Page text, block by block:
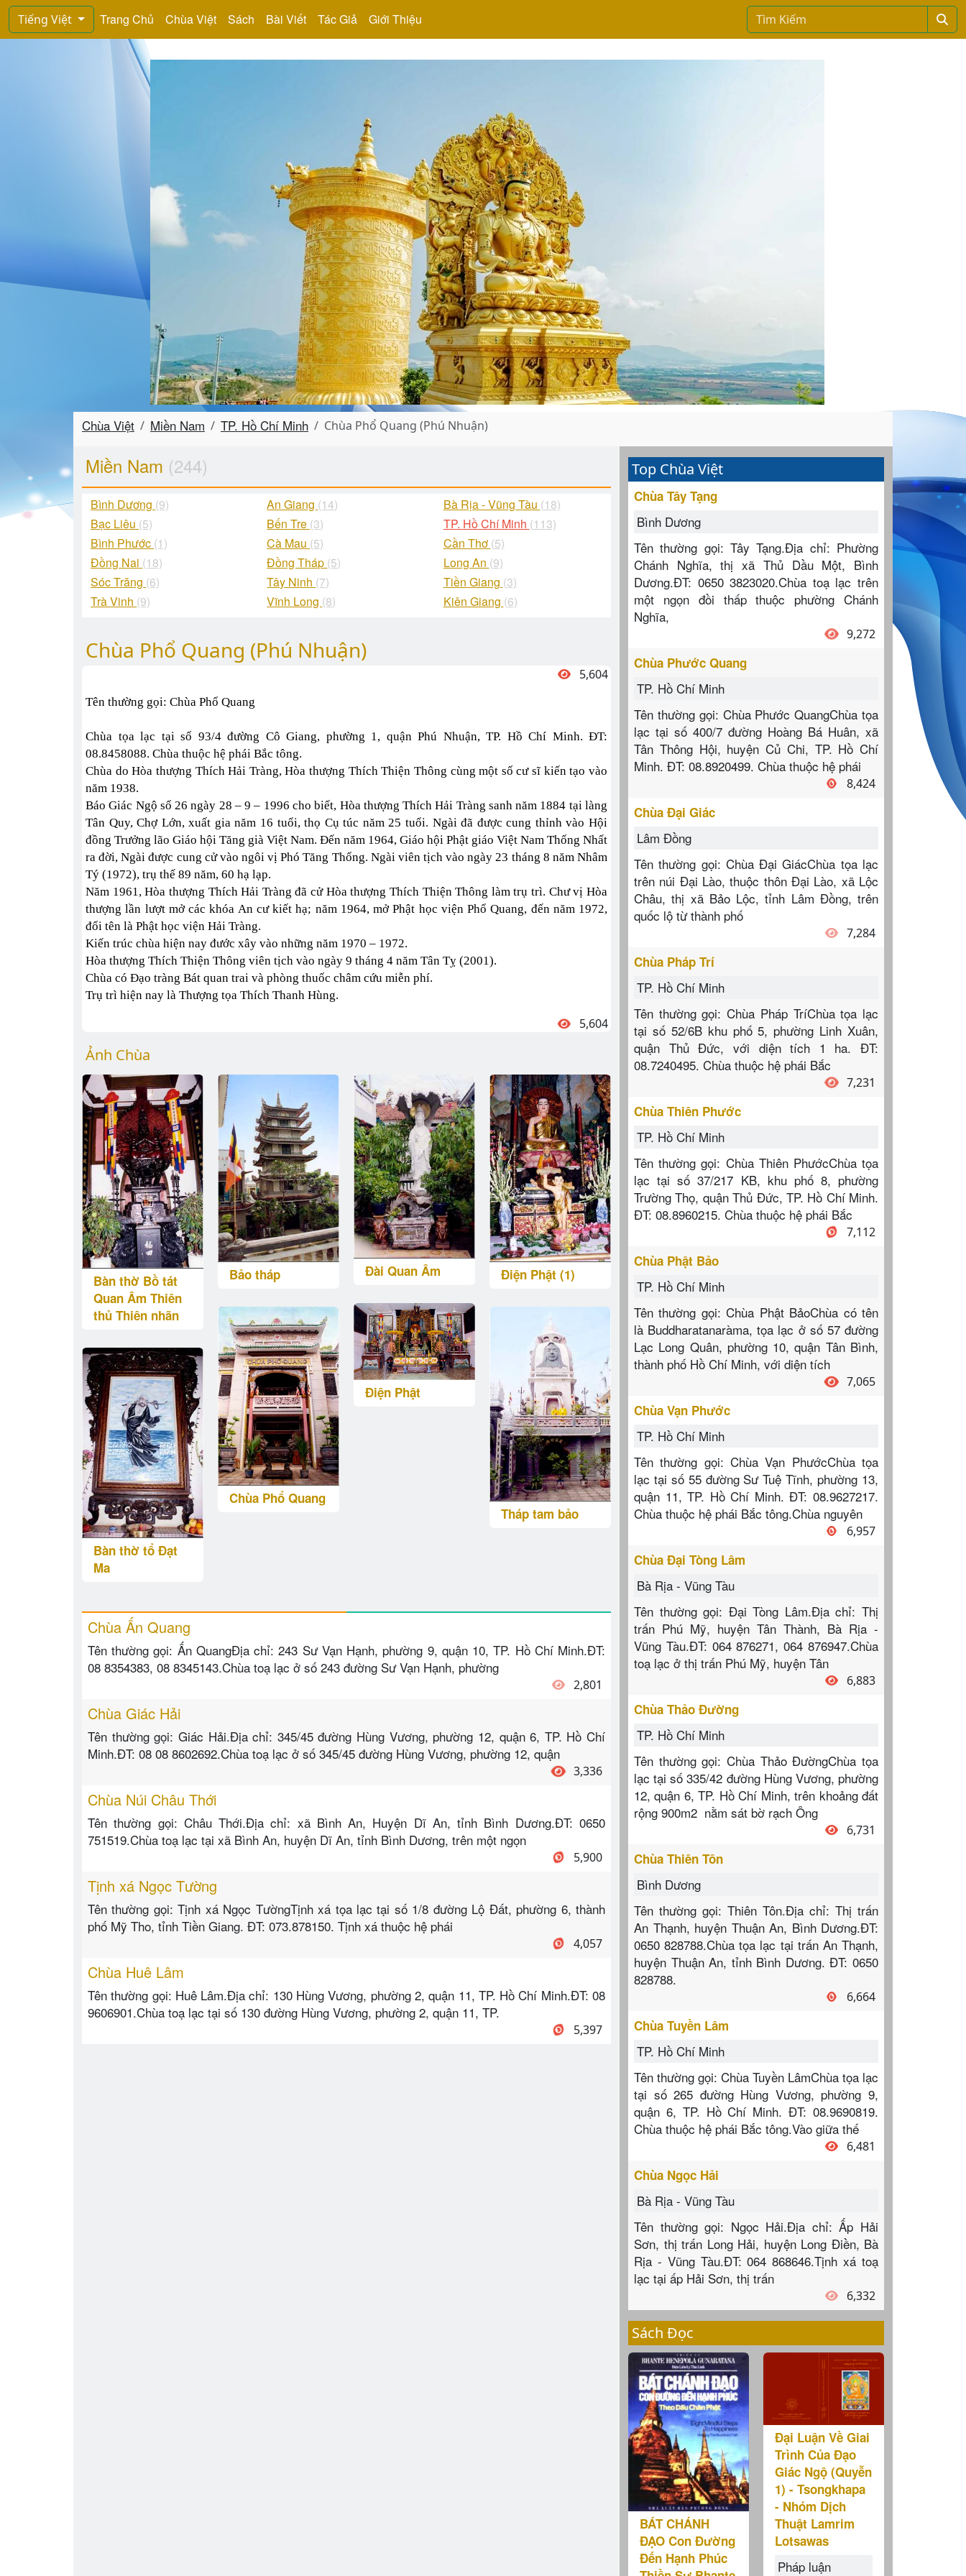
Tiếng Việt Trang Chủ Chùa Việt Sách Bài Viết Tác Giả Giới Thiệu
Chùa Việt Miền Nam TP. Hồ Chí Minh Chùa Phổ Quang (Phú Nhuận)
Miền Nam (244)
Bình Dương (9) An Giang (14) Bà Rịa - Vũng Tàu (18)
Bạc Liêu (5) Bến Tre (3) TP. Hồ Chí Minh (113)
Bình Phước (1) Cà Mau (5) Cần Thơ (5)
Đồng Nai (18) Đồng Tháp (5) Long An (9)
Sóc Trăng (6) Tây Ninh (7) Tiền Giang (3)
Trà Vinh (9) Vĩnh Long (8) Kiên Giang (6)
Chùa Phổ Quang (Phú Nhuận)
5,604
Tên thường gọi: Chùa Phổ Quang
Chùa tọa lạc tại số 93/4 đường Cô Giang, phường 1, quận Phú Nhuận, TP. Hồ Chí Minh. ĐT:
08.8458088. Chùa thuộc hệ phái Bắc tông.
Chùa do Hòa thượng Thích Hải Tràng, Hòa thượng Thích Thiện Thông cùng một số cư sĩ kiến tạo vào
năm 1938.
Báo Giác Ngộ số 26 ngày 28 – 9 – 1996 cho biết, Hòa thượng Thích Hải Tràng sanh năm 1884 tại làng
Tân Quy, Chợ Lớn, xuất gia năm 16 tuổi, thọ Cụ túc năm 25 tuổi. Ngài đã được cung thỉnh vào Hội
đồng Trưởng lão Giáo hội Tăng già Việt Nam. Đến năm 1964, Giáo hội Phật giáo Việt Nam Thống Nhất
ra đời, Ngài được cung cử vào ngôi vị Phó Tăng Thống. Ngài viên tịch vào ngày 23 tháng 8 năm Nhâm
Tý (1972), trụ thế 89 năm, 60 hạ lạp.
Năm 1961, Hòa thượng Thích Hải Tràng đã cử Hòa thượng Thích Thiện Thông làm trụ trì. Chư vị Hòa
thượng lần lượt mở các khóa An cư kiết hạ; năm 1964, mở Phật học viện Phổ Quang, đến năm 1972,
đổi tên là Phật học viện Hải Tràng.
Kiến trúc chùa hiện nay đước xây vào những năm 1970 – 1972.
Hòa thượng Thích Thiện Thông viên tịch vào ngày 9 tháng 4 năm Tân Tỵ (2001).
Chùa có Đạo tràng Bát quan trai và phòng thuốc châm cứu miễn phí.
Trụ trì hiện nay là Thượng tọa Thích Thanh Hùng.
5,604
Ảnh Chùa
Bàn thờ Bồ tát
Quan Âm Thiên
thủ Thiên nhãn
Bàn thờ tổ Đạt
Ma
Bảo tháp
Chùa Phổ Quang
Đài Quan Âm
Điện Phật
Điện Phật (1)
Tháp tam bảo
Chùa Ấn Quang
Tên thường gọi: Ấn QuangĐịa chỉ: 243 Sư Vạn Hạnh, phường 9, quận 10, TP. Hồ Chí Minh.ĐT:
08 8354383, 08 8345143.Chùa toạ lạc ở số 243 đường Sư Vạn Hạnh, phường
2,801
Chùa Giác Hải
Tên thường gọi: Giác Hải.Địa chỉ: 345/45 đường Hùng Vương, phường 12, quận 6, TP. Hồ Chí
Minh.ĐT: 08 08 8602692.Chùa toạ lạc ở số 345/45 đường Hùng Vương, phường 12, quận
3,336
Chùa Núi Châu Thới
Tên thường gọi: Châu Thới.Địa chỉ: xã Bình An, Huyện Dĩ An, tỉnh Bình Dương.ĐT: 0650
751519.Chùa toạ lạc tại xã Bình An, huyện Dĩ An, tỉnh Bình Dương, trên một ngọn
5,900
Tịnh xá Ngọc Tường
Tên thường gọi: Tịnh xá Ngọc TườngTịnh xá tọa lạc tại số 1/8 đường Lộ Đất, phường 6, thành
phố Mỹ Tho, tỉnh Tiền Giang. ĐT: 073.878150. Tịnh xá thuộc hệ phái
4,057
Chùa Huê Lâm
Tên thường gọi: Huê Lâm.Địa chỉ: 130 Hùng Vương, phường 2, quận 11, TP. Hồ Chí Minh.ĐT: 08
9606901.Chùa toạ lạc tại số 130 đường Hùng Vương, phường 2, quận 11, TP.
5,397
Top Chùa Việt
Chùa Tây Tạng
Bình Dương
Tên thường gọi: Tây Tạng.Địa chỉ: Phường
Chánh Nghĩa, thị xã Thủ Dầu Một, Bình
Dương.ĐT: 0650 3823020.Chùa toạ lạc trên
một ngọn đồi thấp thuộc phường Chánh
Nghĩa,
9,272
Chùa Phước Quang
TP. Hồ Chí Minh
Tên thường gọi: Chùa Phước QuangChùa tọa
lạc tại số 400/7 đường Hoàng Bá Huân, xã
Tân Thông Hội, huyện Củ Chi, TP. Hồ Chí
Minh. ĐT: 08.8920499. Chùa thuộc hệ phái
8,424
Chùa Đại Giác
Lâm Đồng
Tên thường gọi: Chùa Đại GiácChùa tọa lạc
trên núi Đại Lào, thuộc thôn Đại Lào, xã Lộc
Châu, thị xã Bảo Lộc, tỉnh Lâm Đồng, trên
quốc lộ từ thành phố
7,284
Chùa Pháp Trí
TP. Hồ Chí Minh
Tên thường gọi: Chùa Pháp TríChùa tọa lạc
tại số 52/6B khu phố 5, phường Linh Xuân,
quận Thủ Đức, với diện tích 1 ha. ĐT:
08.7240495. Chùa thuộc hệ phái Bắc
7,231
Chùa Thiên Phước
TP. Hồ Chí Minh
Tên thường gọi: Chùa Thiên PhướcChùa tọa
lạc tại số 37/217 KB, khu phố 8, phường
Trường Thọ, quận Thủ Đức, TP. Hồ Chí Minh.
ĐT: 08.8960215. Chùa thuộc hệ phái Bắc
7,112
Chùa Phật Bảo
TP. Hồ Chí Minh
Tên thường gọi: Chùa Phật BảoChùa có tên
là Buddharatanaràma, tọa lạc ở số 57 đường
Lạc Long Quân, phường 10, quận Tân Bình,
thành phố Hồ Chí Minh, với diện tích
7,065
Chùa Vạn Phước
TP. Hồ Chí Minh
Tên thường gọi: Chùa Vạn PhướcChùa tọa
lạc tại số 55 đường Sư Tuệ Tĩnh, phường 13,
quận 11, TP. Hồ Chí Minh. ĐT: 08.9627217.
Chùa thuộc hệ phái Bắc tông.Chùa nguyên
6,957
Chùa Đại Tòng Lâm
Bà Rịa - Vũng Tàu
Tên thường gọi: Đại Tòng Lâm.Địa chỉ: Thị
trấn Phú Mỹ, huyện Tân Thành, Bà Rịa -
Vũng Tàu.ĐT: 064 876271, 064 876947.Chùa
toạ lạc ở thị trấn Phú Mỹ, huyện Tân
6,883
Chùa Thảo Đường
TP. Hồ Chí Minh
Tên thường gọi: Chùa Thảo ĐườngChùa tọa
lạc tại số 335/42 đường Hùng Vương, phường
12, quận 6, TP. Hồ Chí Minh, trên khoảng đất
rộng 900m2 nằm sát bờ rạch Ông
6,731
Chùa Thiên Tôn
Bình Dương
Tên thường gọi: Thiên Tôn.Địa chỉ: Thị trấn
An Thạnh, huyện Thuận An, Bình Dương.ĐT:
0650 828788.Chùa tọa lạc tại trấn An Thạnh,
huyện Thuận An, tỉnh Bình Dương. ĐT: 0650
828788.
6,664
Chùa Tuyền Lâm
TP. Hồ Chí Minh
Tên thường gọi: Chùa Tuyền LâmChùa tọa lạc
tại số 265 đường Hùng Vương, phường 9,
quận 6, TP. Hồ Chí Minh. ĐT: 08.9690819.
Chùa thuộc hệ phái Bắc tông.Vào giữa thế
6,481
Chùa Ngọc Hải
Bà Rịa - Vũng Tàu
Tên thường gọi: Ngọc Hải.Địa chỉ: Ấp Hải
Sơn, thị trấn Long Hải, huyện Long Điền, Bà
Rịa - Vũng Tàu.ĐT: 064 868646.Tịnh xá toạ
lạc tại ấp Hải Sơn, thị trấn
6,332
Sách Đọc
BÁT CHÁNH
ĐẠO Con Đường
Đến Hạnh Phúc
Đại Luận Về Giai
Trình Của Đạo
Giác Ngộ (Quyễn
1) - Tsongkhapa
- Nhóm Dịch
Thuật Lamrim
Lotsawas
Pháp luận